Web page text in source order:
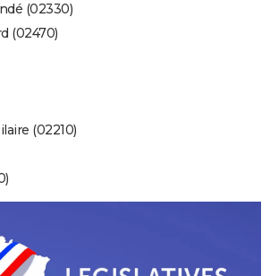
(02330)
(02470)
(02210)